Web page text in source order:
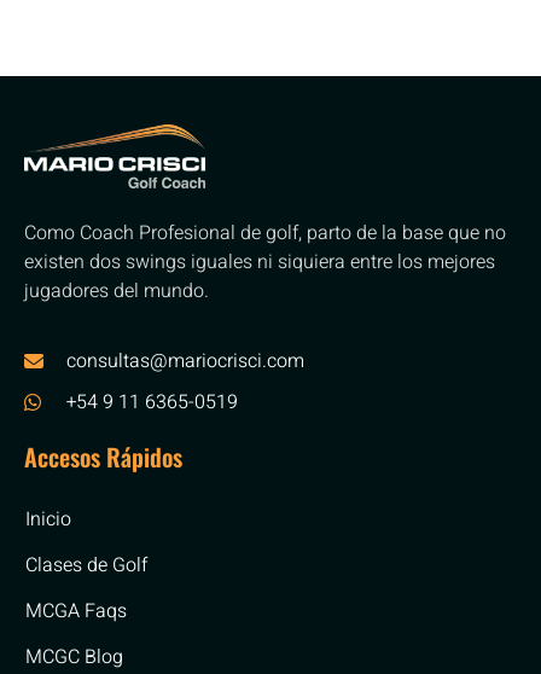
Como Coach Profesional de golf, parto de la base que no
existen dos swings iguales ni siquiera entre los mejores
jugadores del mundo.
consultas@mariocrisci.com
+54 9 11 6365-0519
Accesos Rápidos
Inicio
Clases de Golf
MCGA Faqs
MCGC Blog